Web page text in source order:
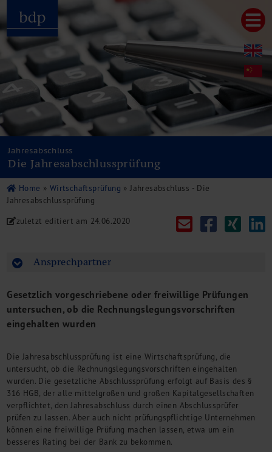
Hauptmenu
Home
bdp aktuell
Über uns
Unternehmenswerte
Referenzen
Pressespiegel
Publikationen
Newsletter
Videos
Leistungen
Rechtsberatung
Restrukturierung
Management Consulting
Internationalisierung
China Consulting
Finanz- und Lohnbuchhaltung
Wirtschaftsprüfung
Steuerberatung
Rechtsberatung
M&A Deutschland/China
Unternehmensfinanzierung
Industrielle Dienstleistungen
Jahresabschluss
Die Jahresabschlussprüfung
Home » Wirtschaftsprüfung »Jahresabschluss - Die
Jahresabschlussprüfung
zuletzt editiert am 24.06.2020
Ansprechpartner
Gesetzlich vorgeschriebene oder freiwillige Prüfungen
untersuchen, ob die Rechnungslegungsvorschriften
eingehalten wurden
Die Jahresabschlussprüfung ist eine Wirtschaftsprüfung, die
untersucht, ob die Rechnungslegungsvorschriften eingehalten
wurden. Die gesetzliche Abschlussprüfung erfolgt auf Basis des §
316 HGB, der alle mittelgroßen und großen Kapitalgesellschaften
verpflichtet, den Jahresabschluss durch einen Abschlussprüfer
prüfen zu lassen. Aber auch nicht prüfungspflichtige Unternehmen
können eine freiwillige Prüfung machen lassen, etwa um ein
besseres Rating bei der Bank zu bekommen.